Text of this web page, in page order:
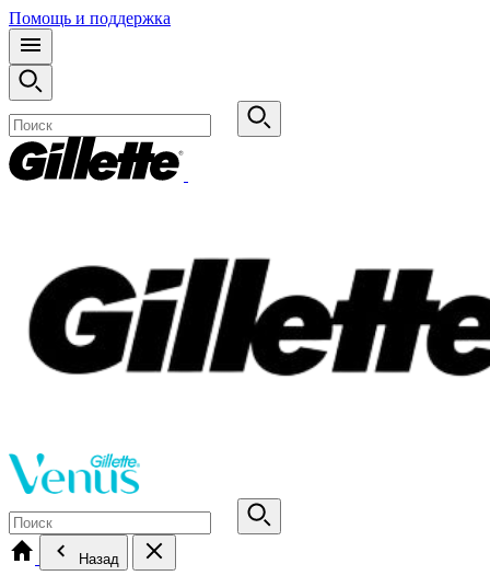
Помощь и поддержка
Назад